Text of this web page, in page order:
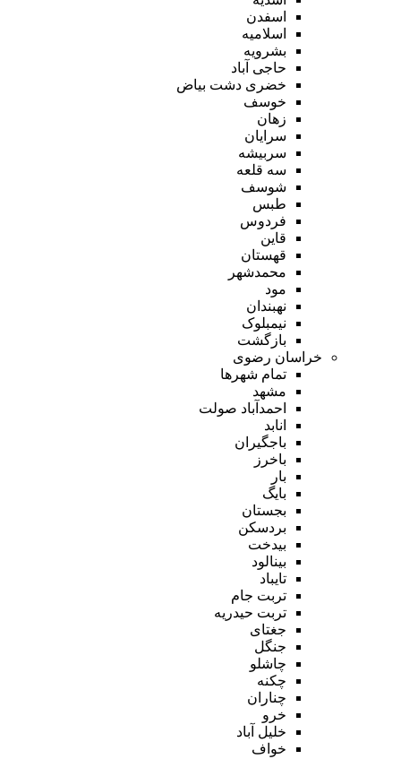
اسفدن
اسلامیه
بشرویه
حاجی آباد
خضری دشت بیاض
خوسف
زهان
سرایان
سربیشه
سه قلعه
شوسف
طبس
فردوس
قاین
قهستان
محمدشهر
مود
نهبندان
نیمبلوک
بازگشت
خراسان رضوی
تمام شهر‌ها
مشهد
احمدآباد صولت
انابد
باجگیران
باخرز
بار
بایگ
بجستان
بردسکن
بیدخت
بینالود
تایباد
تربت جام
تربت حیدریه
جغتای
جنگل
چاشلو
چکنه
چناران
خرو
خلیل آباد
خواف